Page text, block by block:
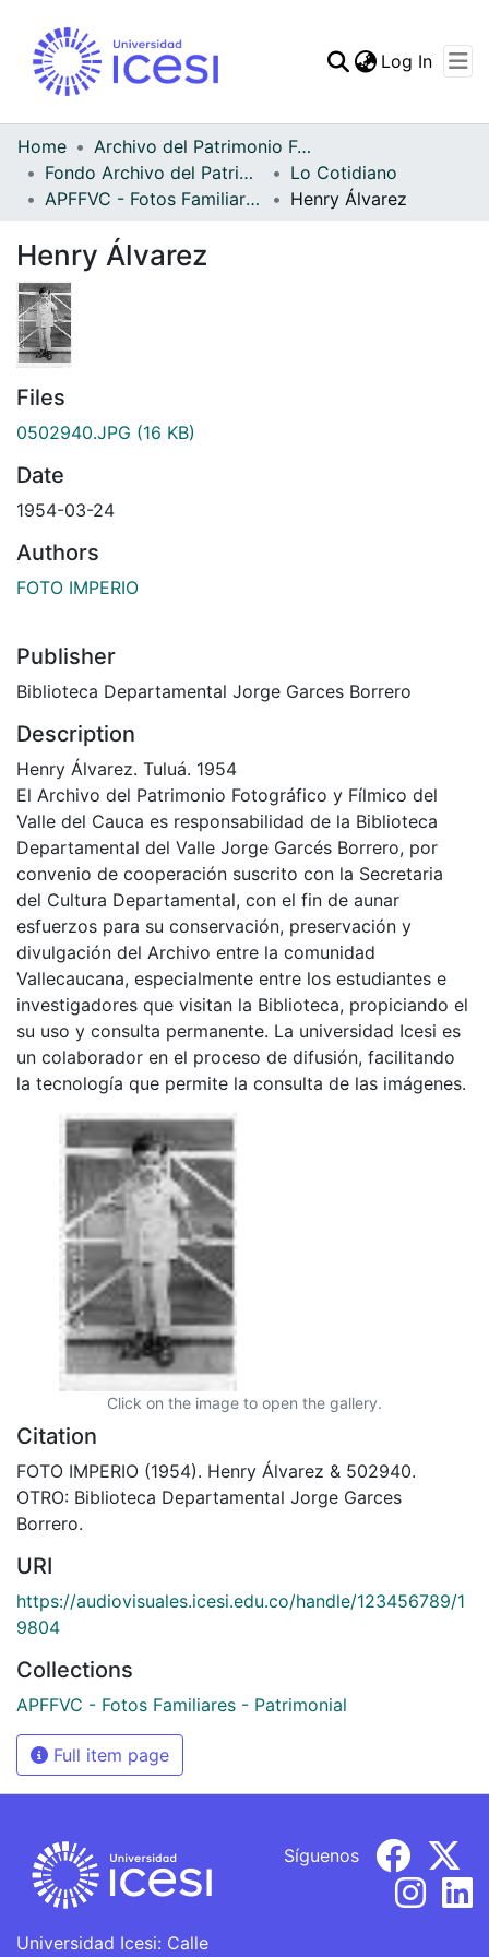
Statistics
Log In
Home
Archivo del Patrimonio Fotográfico y Fílmico del Valle del Cauca
Fondo Archivo del Patrimonio Fotográfico y Fílmico del Valle del Cauca
Lo Cotidiano
APFFVC - Fotos Familiares - Patrimonial
Henry Álvarez
Henry Álvarez
Files
0502940.JPG (16 KB)
Date
1954-03-24
Authors
FOTO IMPERIO
Publisher
Biblioteca Departamental Jorge Garces Borrero
Description
Henry Álvarez. Tuluá. 1954
El Archivo del Patrimonio Fotográfico y Fílmico del
Valle del Cauca es responsabilidad de la Biblioteca
Departamental del Valle Jorge Garcés Borrero, por
convenio de cooperación suscrito con la Secretaria
del Cultura Departamental, con el fin de aunar
esfuerzos para su conservación, preservación y
divulgación del Archivo entre la comunidad
Vallecaucana, especialmente entre los estudiantes e
investigadores que visitan la Biblioteca, propiciando el
su uso y consulta permanente. La universidad Icesi es
un colaborador en el proceso de difusión, facilitando
la tecnología que permite la consulta de las imágenes.
Click on the image to open the gallery.
Citation
FOTO IMPERIO (1954). Henry Álvarez & 502940.
OTRO: Biblioteca Departamental Jorge Garces
Borrero.
URI
https://audiovisuales.icesi.edu.co/handle/123456789/1
9804
Collections
APFFVC - Fotos Familiares - Patrimonial
Full item page
Universidad Icesi: Calle
Síguenos